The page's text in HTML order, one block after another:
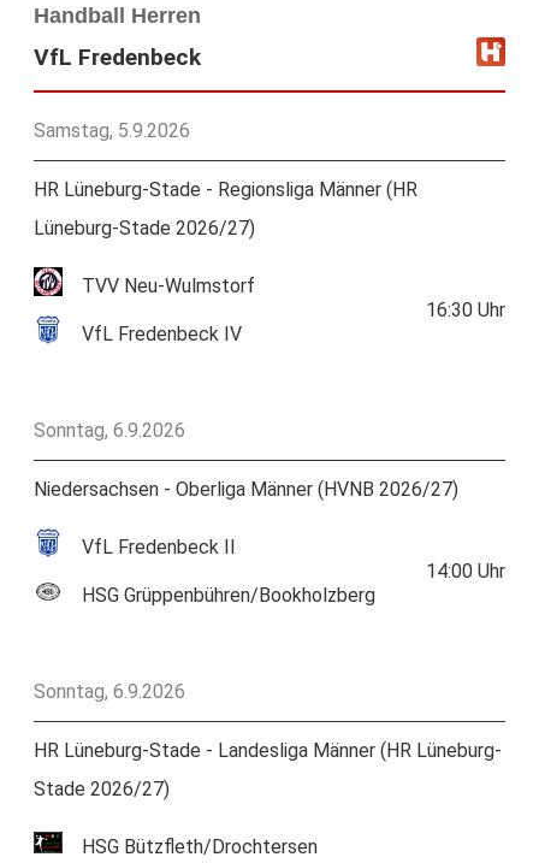
Handball Herren
VfL Fredenbeck
Samstag, 5.9.2026
HR Lüneburg-Stade - Regionsliga Männer (HR
Lüneburg-Stade 2026/27)
TVV Neu-Wulmstorf
VfL Fredenbeck IV
16:30 Uhr
Sonntag, 6.9.2026
Niedersachsen - Oberliga Männer (HVNB 2026/27)
VfL Fredenbeck II
HSG Grüppenbühren/Bookholzberg
14:00 Uhr
Sonntag, 6.9.2026
HR Lüneburg-Stade - Landesliga Männer (HR Lüneburg-
Stade 2026/27)
HSG Bützfleth/Drochtersen